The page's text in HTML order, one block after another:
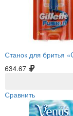
Станок для бритья
634.67
Сравнить